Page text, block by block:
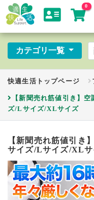
0
カテゴリ一覧
快適生活トップページ
【新聞売れ筋値引き】
ズ/Lサイズ/XLサイズ
【新聞売れ筋値引き
サイズ/Lサイズ/XL